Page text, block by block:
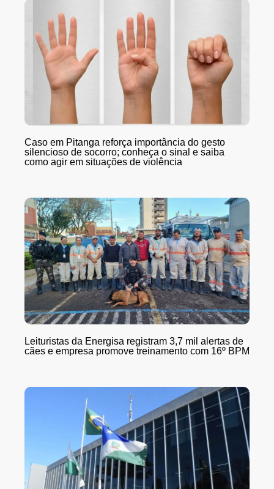
Caso em Pitanga reforça importância do gesto
silencioso de socorro; conheça o sinal e saiba
como agir em situações de violência
Leituristas da Energisa registram 3,7 mil alertas de
cães e empresa promove treinamento com 16º BPM